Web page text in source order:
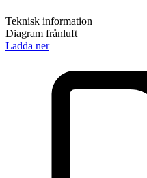
Teknisk information
Diagram frånluft
Ladda ner